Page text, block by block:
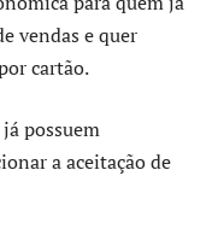
vendas e quer
cartão.
possuem
a aceitação de